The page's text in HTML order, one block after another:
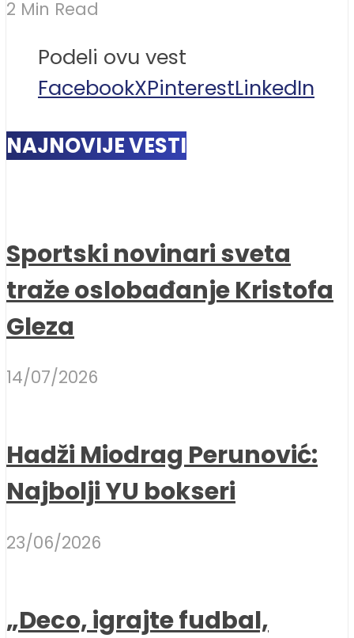
2 Min Read
Podeli ovu vest
FacebookXPinterestLinkedIn
NAJNOVIJE VESTI
Sportski novinari sveta
traže oslobađanje Kristofa
Gleza
14/07/2026
Hadži Miodrag Perunović:
Najbolji YU bokseri
23/06/2026
„Deco, igrajte fudbal,